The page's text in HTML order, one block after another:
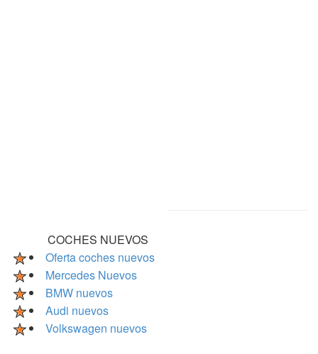
COCHES NUEVOS
Oferta coches nuevos
Mercedes Nuevos
BMW nuevos
Audi nuevos
Volkswagen nuevos